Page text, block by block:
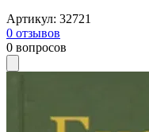
Артикул: 32721
0 отзывов
0 вопросов